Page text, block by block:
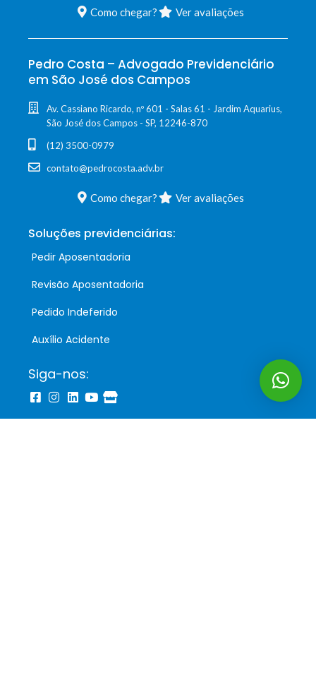
Como chegar? Ver avaliações
Pedro Costa – Advogado Previdenciário
em São José dos Campos
Av. Cassiano Ricardo, nº 601 - Salas 61 - Jardim Aquarius,
São José dos Campos - SP, 12246-870
(12) 3500-0979
contato@pedrocosta.adv.br
Como chegar? Ver avaliações
Soluções previdenciárias:
Pedir Aposentadoria
Revisão Aposentadoria
Pedido Indeferido
Auxílio Acidente
Siga-nos: